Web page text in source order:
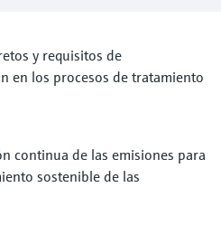
producto,
de
de
másy requisitos de
en los procesos de tratamiento
continua de las emisiones para
sostenible de las